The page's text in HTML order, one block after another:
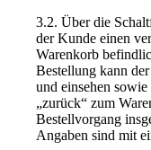
3.2. Über die
der Kunde einen
Warenkorb
Bestellung kann
und einsehen
„zurück“ zum
Bestellvorgang
Angaben sind mit